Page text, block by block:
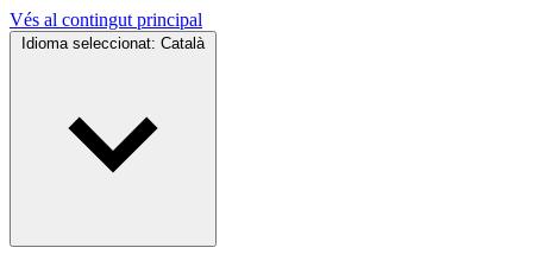
Vés al contingut principal
Idioma seleccionat: Català